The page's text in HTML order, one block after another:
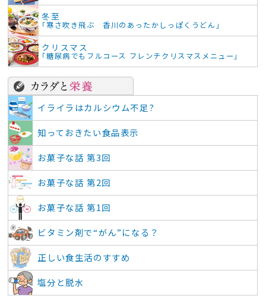
冬至
「寒さ吹き飛ぶ 香川のあったかしっぽくうどん」
クリスマス
「糖尿病でもフルコース フレンチクリスマスメニュー」
イライラはカルシウム不足?
知っておきたい食品表示
お菓子な話 第3回
お菓子な話 第2回
お菓子な話 第1回
ビタミン剤で“がん”になる？
正しい食生活のすすめ
塩分と脱水